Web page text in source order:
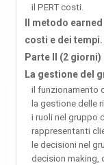
il PERT costi.
Il metodo
costi e dei tempi.
Parte II (2 giorni)
La gestione del
il funzionamento
la gestione delle
i ruoli nel gruppo
rappresentanti
le decisioni nel
decision making,